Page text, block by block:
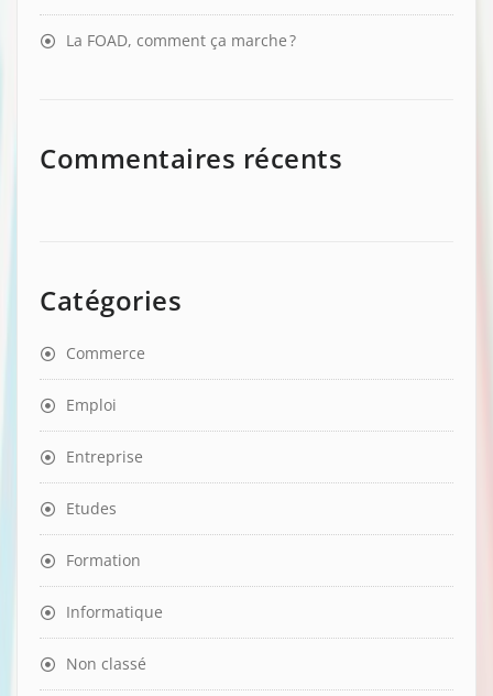
La FOAD, comment ça marche ?
Commentaires récents
Catégories
Commerce
Emploi
Entreprise
Etudes
Formation
Informatique
Non classé